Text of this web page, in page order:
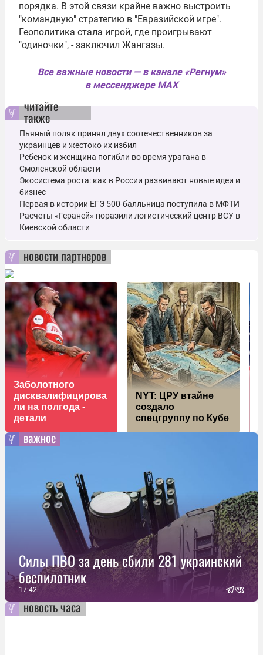
порядка. В этой связи крайне важно выстроить
"командную" стратегию в "Евразийской игре".
Геополитика стала игрой, где проигрывают
"одиночки", - заключил Жангазы.
Все важные новости — в канале «Регнум»
в мессенджере MAX
читайте
также
Пьяный поляк принял двух соотечественников за
украинцев и жестоко их избил
Ребенок и женщина погибли во время урагана в
Смоленской области
Экосистема роста: как в России развивают новые идеи и
бизнес
Первая в истории ЕГЭ 500-балльница поступила в МФТИ
Расчеты «Гераней» поразили логистический центр ВСУ в
Киевской области
новости партнеров
Заболотного
дисквалифицирова
ли на полгода -
детали
NYT: ЦРУ втайне
создало
спецгруппу по Кубе
важное
Силы ПВО за день сбили 281 украинский
беспилотник
17:42
новость часа